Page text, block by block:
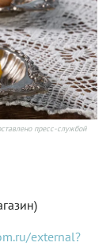
пресс-службой
external?